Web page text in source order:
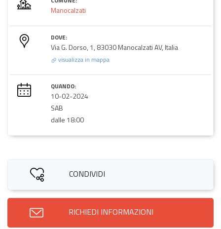
Manocalzati
DOVE:
Via G. Dorso, 1, 83030 Manocalzati AV, Italia
visualizza in mappa
QUANDO:
10-02-2024
SAB
dalle 18:00
CONDIVIDI
RICHIEDI INFORMAZIONI